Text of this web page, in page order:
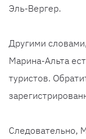
Эль-Вергер.
Другими
Марина-Альта
туристов.
Следовательно,